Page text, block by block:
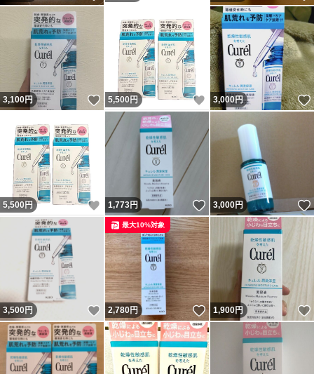
3,100円 いいね！
5,500円 いいね！
3,000円
5,500円 いいね！
1,773円 いいね！
3,000円
3,500円 いいね！
2,780円 いいね！
最大10%対象
1,900円